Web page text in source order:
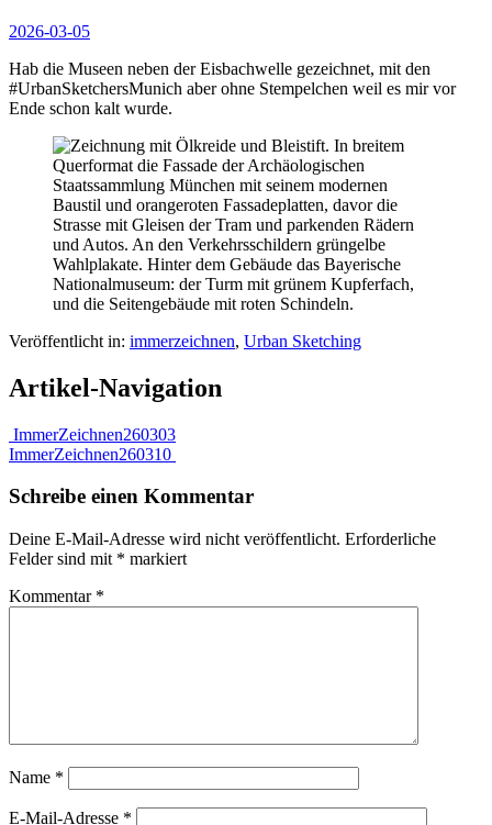
2026-03-05
Hab die Museen neben der Eisbachwelle gezeichnet, mit den
#UrbanSketchersMunich aber ohne Stempelchen weil es mir vor
Ende schon kalt wurde.
Veröffentlicht in: immerzeichnen, Urban Sketching
Artikel-Navigation
ImmerZeichnen260303
ImmerZeichnen260310
Schreibe einen Kommentar
Deine E-Mail-Adresse wird nicht veröffentlicht. Erforderliche
Felder sind mit * markiert
Kommentar *
Name *
E-Mail-Adresse *